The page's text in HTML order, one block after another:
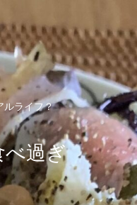
ルライフ？
べ過ぎ